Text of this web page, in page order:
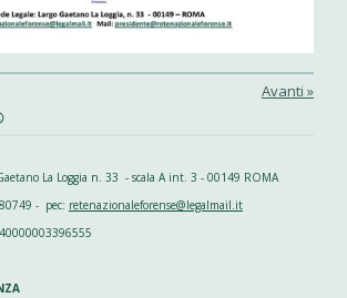
Avanti »
La Loggia n. 33 - scala A int. 3 - 00149 ROMA
- pec: retenazionaleforense@legalmail.it